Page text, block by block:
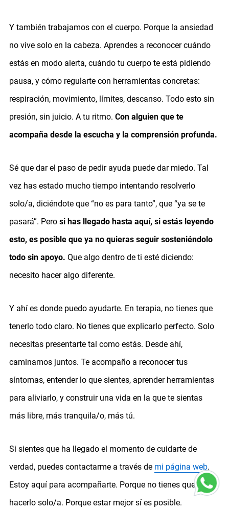
Y también trabajamos con el cuerpo. Porque la ansiedad
no vive solo en la cabeza. Aprendes a reconocer cuándo
estás en modo alerta, cuándo tu cuerpo te está pidiendo
pausa, y cómo regularte con herramientas concretas:
respiración, movimiento, límites, descanso. Todo esto sin
presión, sin juicio. A tu ritmo. Con alguien que te
acompaña desde la escucha y la comprensión profunda.
Sé que dar el paso de pedir ayuda puede dar miedo. Tal
vez has estado mucho tiempo intentando resolverlo
solo/a, diciéndote que “no es para tanto”, que “ya se te
pasará”. Pero si has llegado hasta aquí, si estás leyendo
esto, es posible que ya no quieras seguir sosteniéndolo
todo sin apoyo. Que algo dentro de ti esté diciendo:
necesito hacer algo diferente.
Y ahí es donde puedo ayudarte. En terapia, no tienes que
tenerlo todo claro. No tienes que explicarlo perfecto. Solo
necesitas presentarte tal como estás. Desde ahí,
caminamos juntos. Te acompaño a reconocer tus
síntomas, entender lo que sientes, aprender herramientas
para aliviarlo, y construir una vida en la que te sientas
más libre, más tranquila/o, más tú.
Si sientes que ha llegado el momento de cuidarte de
verdad, puedes contactarme a través de mi página web.
Estoy aquí para acompañarte. Porque no tienes que
hacerlo solo/a. Porque estar mejor sí es posible.